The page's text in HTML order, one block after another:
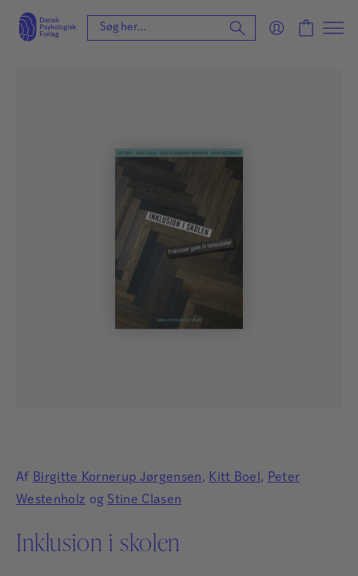
Af Birgitte Kornerup Jørgensen, Kitt Boel, Peter
Westenholz og Stine Clasen
Inklusion i skolen